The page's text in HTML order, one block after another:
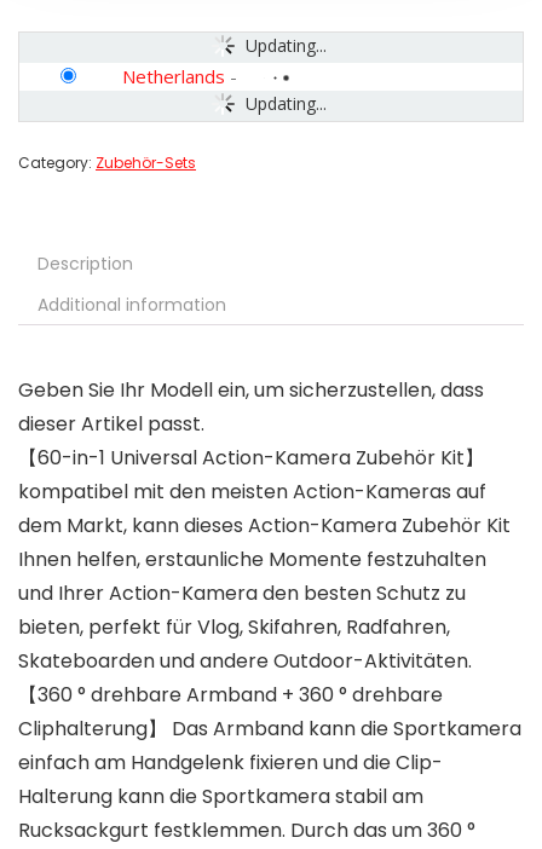
Updating...
Updating...
Netherlands -
Category: Zubehör-Sets
Description
Additional information
Geben Sie Ihr Modell ein, um sicherzustellen, dass
dieser Artikel passt.
【60-in-1 Universal Action-Kamera Zubehör Kit】
kompatibel mit den meisten Action-Kameras auf
dem Markt, kann dieses Action-Kamera Zubehör Kit
Ihnen helfen, erstaunliche Momente festzuhalten
und Ihrer Action-Kamera den besten Schutz zu
bieten, perfekt für Vlog, Skifahren, Radfahren,
Skateboarden und andere Outdoor-Aktivitäten.
【360 ° drehbare Armband + 360 ° drehbare
Cliphalterung】 Das Armband kann die Sportkamera
einfach am Handgelenk fixieren und die Clip-
Halterung kann die Sportkamera stabil am
Rucksackgurt festklemmen. Durch das um 360 °